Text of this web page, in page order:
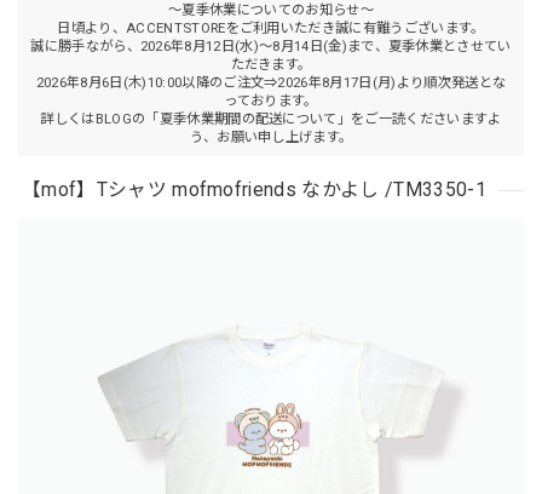
～夏季休業についてのお知らせ～
日頃より、ACCENTSTOREをご利用いただき誠に有難うございます。
誠に勝手ながら、2026年8月12日(水)～8月14日(金)まで、夏季休業とさせてい
ただきます。
2026年8月6日(木)10:00以降のご注文⇒2026年8月17日(月)より順次発送とな
っております。
詳しくはBLOGの「夏季休業期間の配送について」をご一読くださいますよ
う、お願い申し上げます。
【mof】Tシャツ mofmofriends なかよし /TM3350-1